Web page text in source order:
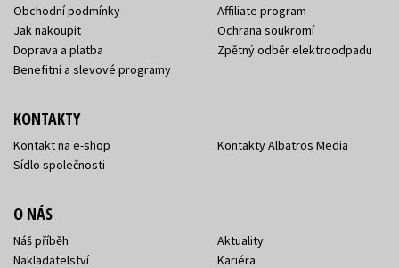
Obchodní podmínky
Jak nakoupit
Doprava a platba
Benefitní a slevové programy
Affiliate program
Ochrana soukromí
Zpětný odběr elektroodpadu
KONTAKTY
Kontakt na e-shop
Sídlo společnosti
Kontakty Albatros Media
O NÁS
Náš příběh
Nakladatelství
Aktuality
Kariéra